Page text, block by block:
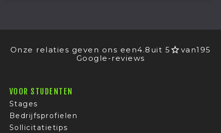
Onze relaties geven ons een4.8 uit 5 van195
Google-reviews
VOOR STUDENTEN
Stages
Bedrijfsprofielen
Sollicitatietips